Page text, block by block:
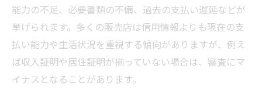
能力の不足、必要書類の不備、過去の支払い遅延などが
挙げられます。多くの販売店は信用情報よりも現在の支
払い能力や生活状況を重視する傾向がありますが、例え
ば収入証明や居住証明が揃っていない場合は、審査にマ
イナスとなることがあります。